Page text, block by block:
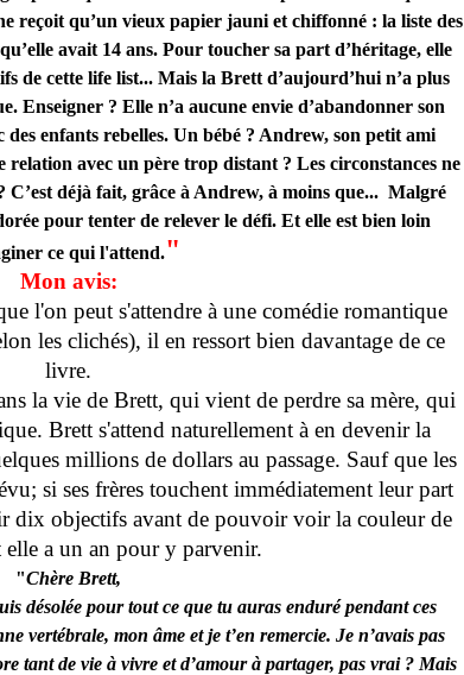
reçoit qu’un vieux papier jauni et chiffonné : la liste des
avait 14 ans. Pour toucher sa part d’héritage, elle
de cette life list... Mais la Brett d’aujourd’hui n’a plus
Enseigner ? Elle n’a aucune envie d’abandonner son
enfants rebelles. Un bébé ? Andrew, son petit ami
relation avec un père trop distant ? Les circonstances ne
C’est déjà fait, grâce à Andrew, à moins que... Malgré
pour tenter de relever le défi. Et elle est bien loin
ce qui l'attend."
Mon avis:
l'on peut s'attendre à une comédie romantique
les clichés), il en ressort bien davantage de ce
livre.
la vie de Brett, qui vient de perdre sa mère, qui
Brett s'attend naturellement à en devenir la
millions de dollars au passage. Sauf que les
si ses frères touchent immédiatement leur part
dix objectifs avant de pouvoir voir la couleur de
elle a un an pour y parvenir.
"Chère Brett,
désolée pour tout ce que tu auras enduré pendant ces
vertébrale, mon âme et je t’en remercie. Je n’avais pas
tant de vie à vivre et d’amour à partager, pas vrai ? Mais